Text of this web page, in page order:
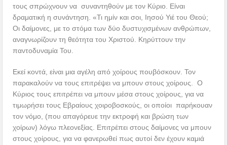
τους σπρώχνουν να συναντηθούν με τον Κύριο. Είναι
δραματική η συνάντηση. «Τι ημίν και σοι, Ιησού Υιέ του Θεού;
Οι δαίμονες, με το στόμα των δύο δυστυχισμένων ανθρώπων,
αναγνωρίζουν τη θεότητα του Χριστού. Κηρύττουν την
παντοδυναμία Του.
Εκεί κοντά, είναι μια αγέλη από χοίρους πουβόσκουν. Τον
παρακαλούν να τους επιτρέψει να μπουν στους χοίρους. Ο
Κύριος τους επιτρέπει να μπουν μέσα στους χοίρους, για να
τιμωρήσει τους Εβραίους χοιροβοσκούς, οι οποίοι παρήκουαν
τον νόμο, (που απαγόρευε την εκτροφή και βρώση των
χοίρων) λόγω πλεονεξίας. Επιτρέπει στους δαίμονες να μπουν
στους χοίρους, για να φανερωθεί πως αυτοί δεν έχουν καμιά